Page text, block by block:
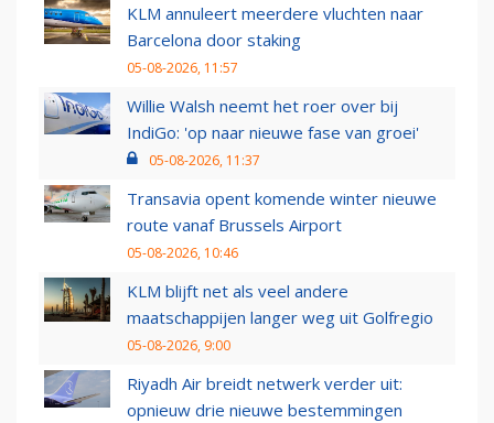
KLM annuleert meerdere vluchten naar
Barcelona door staking
05-08-2026, 11:57
Willie Walsh neemt het roer over bij
IndiGo: 'op naar nieuwe fase van groei'
05-08-2026, 11:37
Transavia opent komende winter nieuwe
route vanaf Brussels Airport
05-08-2026, 10:46
KLM blijft net als veel andere
maatschappijen langer weg uit Golfregio
05-08-2026, 9:00
Riyadh Air breidt netwerk verder uit:
opnieuw drie nieuwe bestemmingen